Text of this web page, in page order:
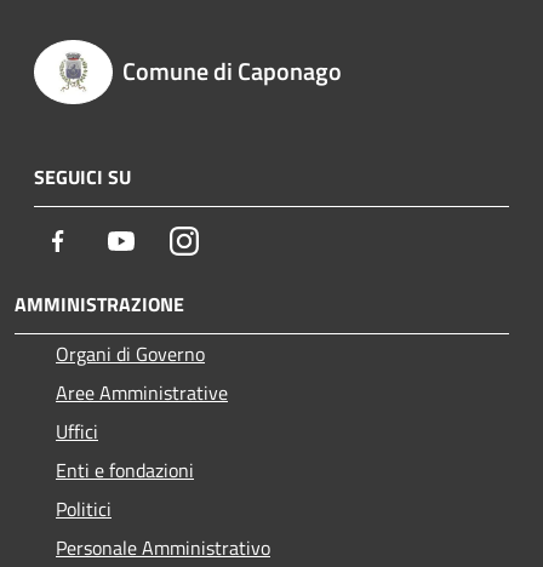
Comune di Caponago
SEGUICI SU
Facebook YoutubeInstagram
AMMINISTRAZIONE
Organi di Governo
Aree Amministrative
Uffici
Enti e fondazioni
Politici
Personale Amministrativo